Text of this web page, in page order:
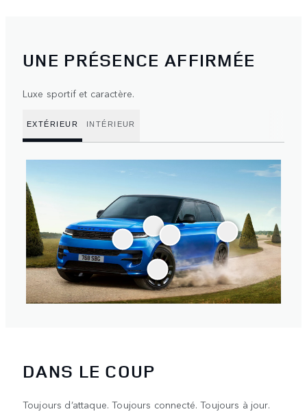
UNE PRÉSENCE AFFIRMÉE
Luxe sportif et caractère.
EXTÉRIEUR INTÉRIEUR
DANS LE COUP
Toujours d’attaque. Toujours connecté. Toujours à jour.